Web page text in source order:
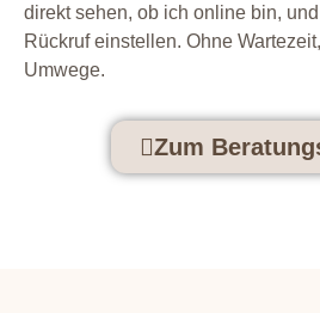
direkt sehen, ob ich online bin,
Rückruf einstellen. Ohne
Umwege.
Zum